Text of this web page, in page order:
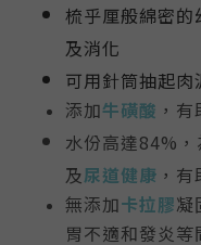
梳乎厘般綿密的
及消化
可用針筒抽起
添加牛磺酸 ，
水份高達84%
及尿道健康 ，
無添加卡拉膠凝
胃不適和發炎